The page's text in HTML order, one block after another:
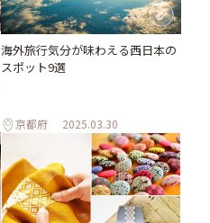
海外旅行気分が味わえる西日本の
スポット9選
京都府 2025.03.30